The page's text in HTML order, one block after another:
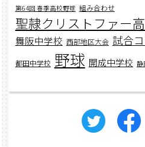
第64回 春季高校野球 組み合わせ
聖隷クリストファー
舞阪中学校 西部地区大会 試合
都田中学校 野球 開成中学校 静